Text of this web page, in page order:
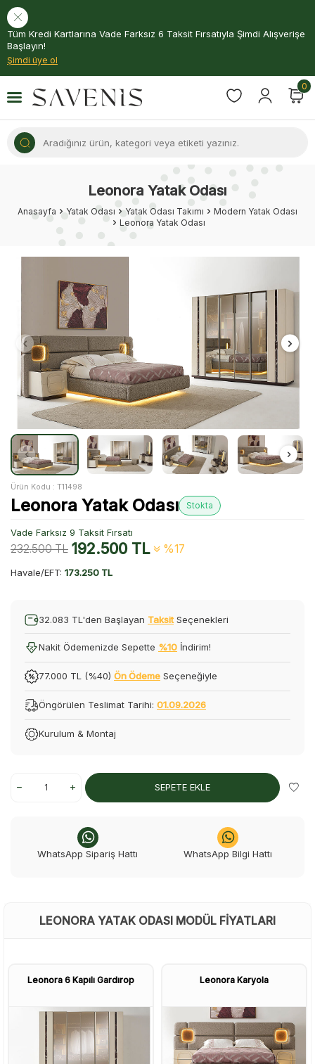
Tüm Kredi Kartlarına Vade Farksız 6 Taksit Fırsatıyla Şimdi Alışverişe
Başlayın!
Şimdi üye ol
0
Leonora Yatak Odası
Anasayfa Yatak Odası Yatak Odası Takımı
Modern Yatak Odası
Leonora Yatak Odası
Ürün Kodu : T11498
Leonora Yatak Odası Stokta
Vade Farksız 9 Taksit Fırsatı
232.500TL 192.500TL %17
Havale/EFT: 173.250 TL
32.083 TL'den Başlayan Taksit Seçenekleri
Nakit Ödemenizde Sepette %10 İndirim!
77.000 TL (%40) Ön Ödeme Seçeneğiyle
Öngörülen Teslimat Tarihi: 01.09.2026
Kurulum & Montaj
SEPETE EKLE
WhatsApp Sipariş Hattı WhatsApp Bilgi Hattı
LEONORA YATAK ODASI MODÜL FIYATLARI
Leonora 6 Kapılı Gardırop Leonora Karyola